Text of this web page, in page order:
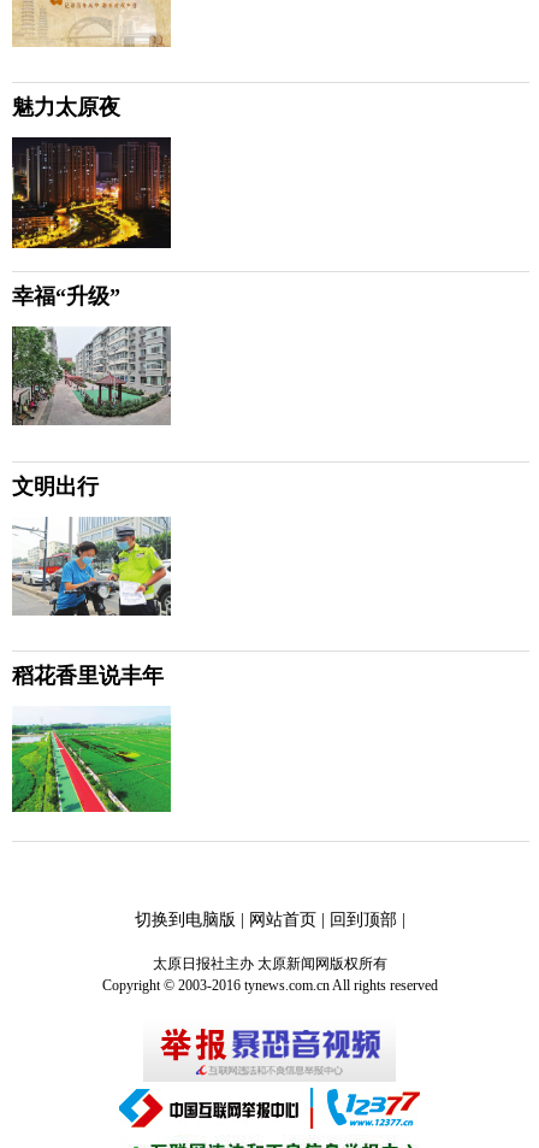
魅力太原夜
幸福“升级”
文明出行
稻花香里说丰年
切换到电脑版 | 网站首页| 回到顶部|
太原日报社主办 太原新闻网版权所有
Copyright © 2003-2016 tynews.com.cn All rights reserved